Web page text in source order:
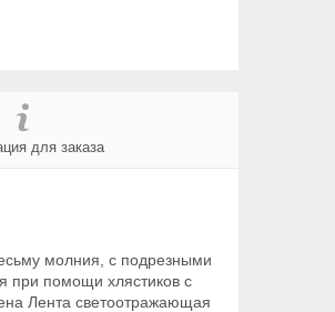
для заказа
молния, с подрезными
при помощи хлястиков с
Лента светоотражающая